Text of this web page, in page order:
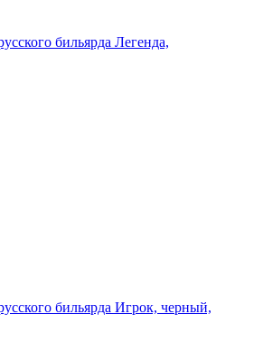
бильярда Легенда,
бильярда Игрок, черный,